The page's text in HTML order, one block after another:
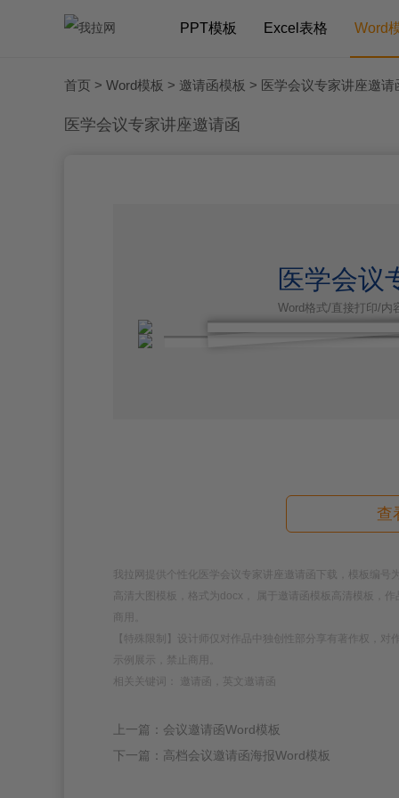
PPT模板 Excel表格 Word
首页 > Word模板 > 邀请函模板 > 医学会议专家讲座邀请
医学会议专家讲座邀请函
医学会议
Word格式/直接打印/内
查
我拉网提供个性化医学会议专家讲座邀请函下载，模板编
高清大图模板，格式为docx， 属于邀请函模板高清模板，
【特殊限制】设计师仅对作品中独创性部分享有著作权，
示例展示，禁止商用。
相关关键词： 邀请函，英文邀请函
上一篇：会议邀请函Word模板
下一篇：高档会议邀请函海报Word模板